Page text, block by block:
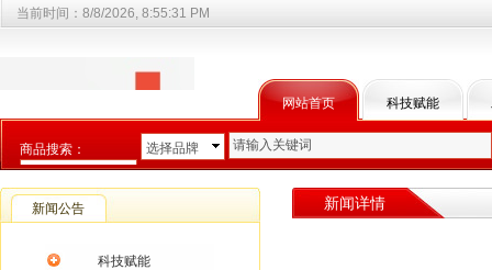
网站首页 科技赋能
当前时间： 8/8/2026, 8:55:31 PM
商品搜索：
选择商品分类
选择品牌
新闻公告
科技赋能
新闻详情